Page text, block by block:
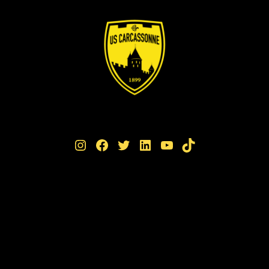
Instagram Facebook Twitter LinkedIn YouTube TikTok